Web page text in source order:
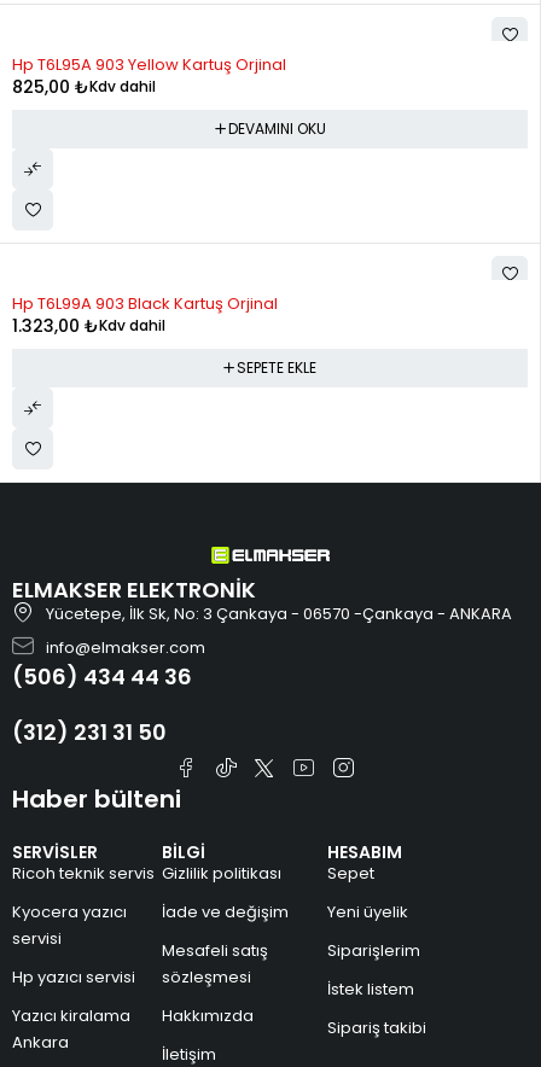
Hp T6L95A 903 Yellow Kartuş Orjinal
825,00 ₺Kdv dahil
DEVAMINI OKU
Hp T6L99A 903 Black Kartuş Orjinal
1.323,00 ₺Kdv dahil
SEPETE EKLE
ELMAKSER ELEKTRONİK
Yücetepe, İlk Sk, No: 3 Çankaya - 06570 -Çankaya - ANKARA
info@elmakser.com
(506) 434 44 36
(312) 231 31 50
SERVİSLER
Ricoh teknik servis
Kyocera yazıcı
servisi
Hp yazıcı servisi
Yazıcı kiralama
Ankara
BİLGİ
Gizlilik politikası
İade ve değişim
Mesafeli satış
sözleşmesi
Hakkımızda
İletişim
HESABIM
Sepet
Yeni üyelik
Siparişlerim
İstek listem
Sipariş takibi
Haber bülteni